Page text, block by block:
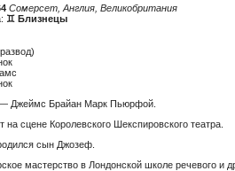
Сомерсет, Англия, Великобритания
♊ Близнецы
Джеймс Брайан Марк Пьюрфой.
на сцене Королевского Шекспировского театра.
сын Джозеф.
мастерство в Лондонской школе речевого и